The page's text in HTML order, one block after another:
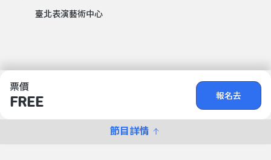
票價
FREE 報名去
節目詳情
臺北表演藝術中心